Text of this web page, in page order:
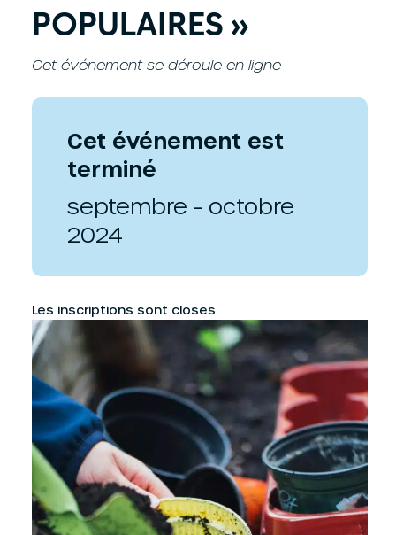
POPULAIRES »
Cet événement se déroule en ligne
Cet événement est
terminé
septembre - octobre
2024
Les inscriptions sont closes.